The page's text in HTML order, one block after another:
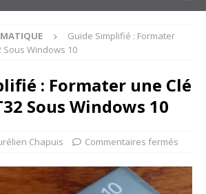
Guide Simplifié : Formater
Sous Windows 10
: Formater une Clé
Sous Windows 10
Chapuis Commentaires fermés